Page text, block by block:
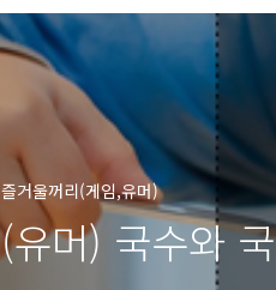
즐거울꺼리(게임,유머)
(유머) 국수와